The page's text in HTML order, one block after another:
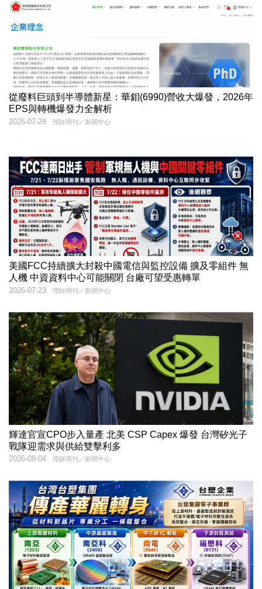
從廢料巨頭到半導體新星：華鉬(6990)營收大爆發，2026年
EPS與轉機爆發力全解析
理財周刊／新聞中心
2026-07-29
美國FCC持續擴大封殺中國電信與監控設備 擴及零組件 無
人機 中資資料中心可能關閉 台廠可望受惠轉單
理財周刊／新聞中心
2026-07-23
輝達官宣CPO步入量產 北美 CSP Capex 爆發 台灣矽光子
戰隊迎需求與供給雙擊利多
理財周刊／新聞中心
2026-08-04